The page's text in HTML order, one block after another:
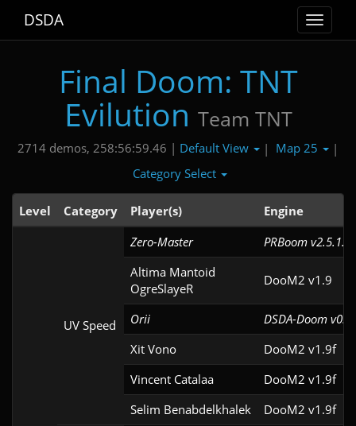
Toggle
DSDA
Final Doom: TNT
Evilution Team TNT
2714 demos, 258:56:59.46 | Default View | Map 25
|
Category Select
Level Category Player(s) Engine
UV Speed
Zero-Master
PRBoom
Altima Mantoid
OgreSlayeR
DooM2 v1.9
Orii
DSDA-Doom
Xit Vono
DooM2 v1.9f
Vincent Catalaa
DooM2 v1.9f
Selim Benabdelkhalek
DooM2 v1.9f